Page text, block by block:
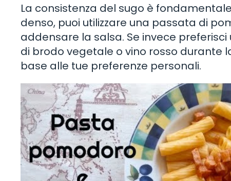
La consistenza del sugo è
denso, puoi utilizzare una passata di
addensare la salsa. Se invece
di brodo vegetale o vino rosso durante
base alle tue preferenze personali.